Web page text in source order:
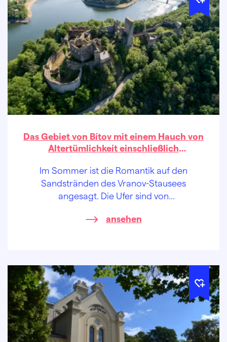
Das Gebiet von Bítov mit einem Hauch von
Altertümlichkeit einschließlich
Im Sommer ist die Romantik auf den
Sandstränden des Vranov-Stausees
angesagt. Die Ufer sind von
Theaterleuten belebt. Nur Badeanzüge
ansehen